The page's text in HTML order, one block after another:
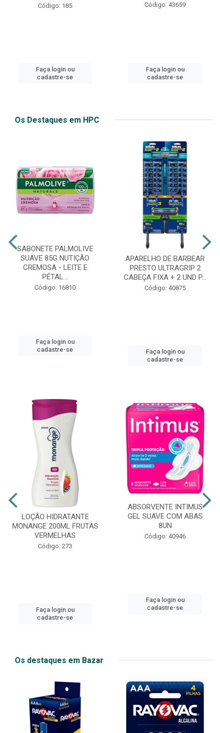
Código: 185
Faça login ou
cadastre-se
Código: 43659
Faça login ou
cadastre-se
Os Destaques em HPC
SABONETE PALMOLIVE
SUAVE 85G NUTIÇÃO
CREMOSA - LEITE E
PÉTAL...
Código: 16810
Faça login ou
cadastre-se
APARELHO DE BARBEAR
PRESTO ULTRAGRIP 2
CABEÇA FIXA + 2 UND P...
Código: 40875
Faça login ou
cadastre-se
LOÇÃO HIDRATANTE
MONANGE 200ML FRUTAS
VERMELHAS
Código: 273
Faça login ou
cadastre-se
ABSORVENTE INTIMUS
GEL SUAVE COM ABAS
8UN
Código: 40946
Faça login ou
cadastre-se
Os destaques em Bazar